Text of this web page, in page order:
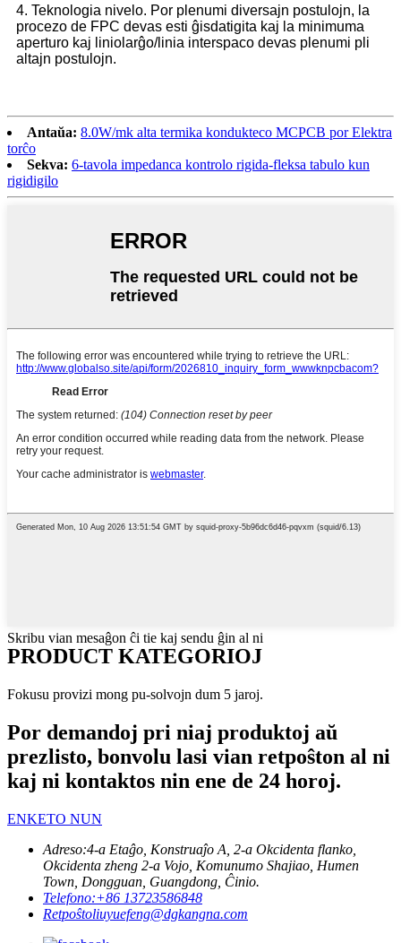
4. Teknologia nivelo. Por plenumi diversajn postulojn, la
procezo de FPC devas esti ĝisdatigita kaj la minimuma
aperturo kaj liniolarĝo/linia interspaco devas plenumi pli
altajn postulojn.
Antaŭa: 8.0W/mk alta termika kondukteco MCPCB por Elektra
torĉo
Sekva: 6-tavola impedanca kontrolo rigida-fleksa tabulo kun
rigidigilo
Skribu vian mesaĝon ĉi tie kaj sendu ĝin al ni
PRODUCT KATEGORIOJ
Fokusu provizi mong pu-solvojn dum 5 jaroj.
Por demandoj pri niaj produktoj aŭ
prezlisto, bonvolu lasi vian retpoŝton al ni
kaj ni kontaktos nin ene de 24 horoj.
ENKETO NUN
Adreso:4-a Etaĝo, Konstruaĵo A, 2-a Okcidenta flanko,
Okcidenta zheng 2-a Vojo, Komunumo Shajiao, Humen
Town, Dongguan, Guangdong, Ĉinio.
Telefono:+86 13723586848
Retpoŝtoliuyuefeng@dgkangna.com